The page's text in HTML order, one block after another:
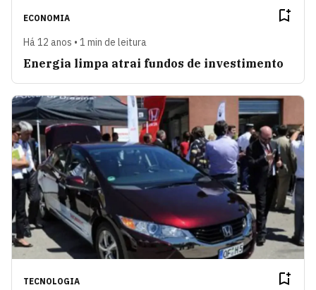
ECONOMIA
Há 12 anos • 1 min de leitura
Energia limpa atrai fundos de investimento
TECNOLOGIA